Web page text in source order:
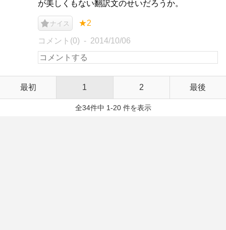
が美しくもない翻訳文のせいだろうか。
ナイス ★2
コメント(0) 2014/10/06
最初 1 2 最後
全34件中 1-20 件を表示